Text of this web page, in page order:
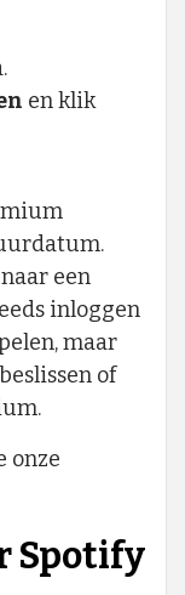
en klik
een
inloggen
maar
of
onze
Spotify